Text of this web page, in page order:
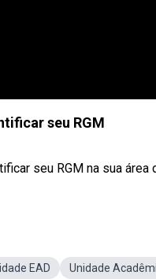
seu RGM
seu RGM na sua área
EAD Unidade